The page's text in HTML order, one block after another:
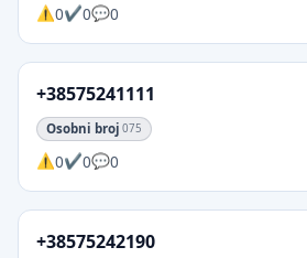
0 0 0
+38575241111
Osobni broj 075
0 0 0
+38575242190